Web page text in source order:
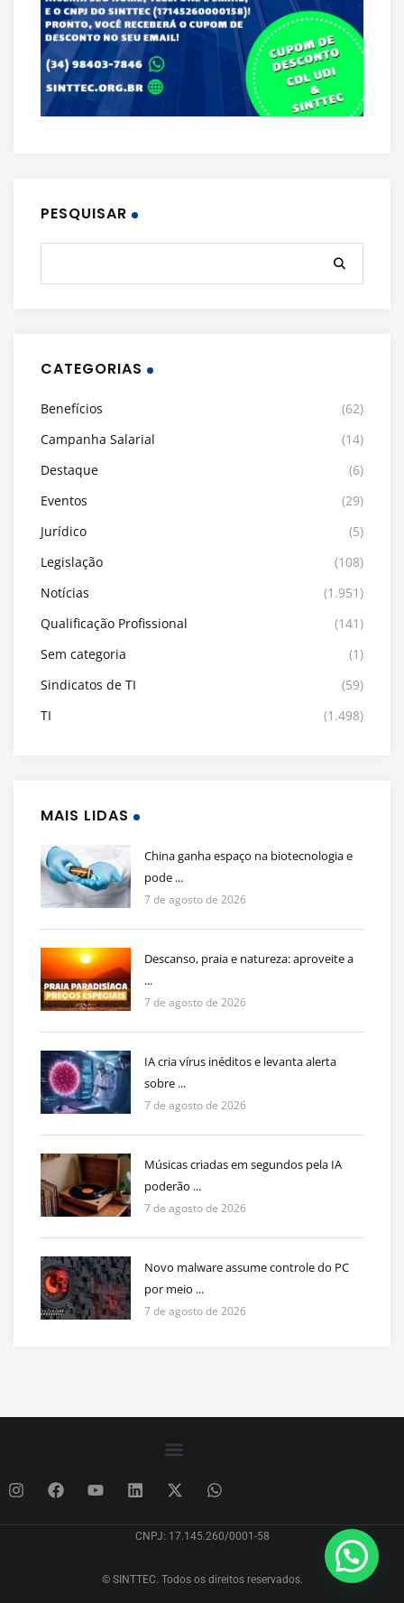
PESQUISAR
CATEGORIAS
Benefícios
(62)
Campanha Salarial
(14)
Destaque
(6)
Eventos
(29)
Jurídico
(5)
Legislação
(108)
Notícias
(1.951)
Qualificação Profissional
(141)
Sem categoria
(1)
Sindicatos de TI
(59)
TI
(1.498)
MAIS LIDAS
China ganha espaço na biotecnologia e
pode ...
7 de agosto de 2026
Descanso, praia e natureza: aproveite a
...
7 de agosto de 2026
IA cria vírus inéditos e levanta alerta
sobre ...
7 de agosto de 2026
Músicas criadas em segundos pela IA
poderão ...
7 de agosto de 2026
Novo malware assume controle do PC
por meio ...
7 de agosto de 2026
CNPJ: 17.145.260/0001-58
© SINTTEC. Todos os direitos reservados.